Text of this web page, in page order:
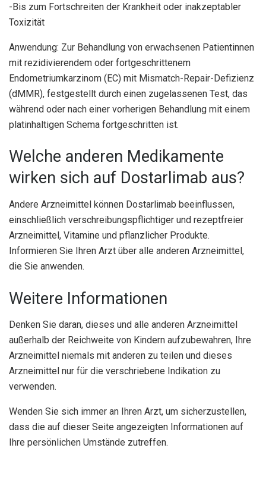
-Bis zum Fortschreiten der Krankheit oder inakzeptabler
Toxizität
Anwendung: Zur Behandlung von erwachsenen Patientinnen
mit rezidivierendem oder fortgeschrittenem
Endometriumkarzinom (EC) mit Mismatch-Repair-Defizienz
(dMMR), festgestellt durch einen zugelassenen Test, das
während oder nach einer vorherigen Behandlung mit einem
platinhaltigen Schema fortgeschritten ist.
Welche anderen Medikamente
wirken sich auf Dostarlimab aus?
Andere Arzneimittel können Dostarlimab beeinflussen,
einschließlich verschreibungspflichtiger und rezeptfreier
Arzneimittel, Vitamine und pflanzlicher Produkte.
Informieren Sie Ihren Arzt über alle anderen Arzneimittel,
die Sie anwenden.
Weitere Informationen
Denken Sie daran, dieses und alle anderen Arzneimittel
außerhalb der Reichweite von Kindern aufzubewahren, Ihre
Arzneimittel niemals mit anderen zu teilen und dieses
Arzneimittel nur für die verschriebene Indikation zu
verwenden.
Wenden Sie sich immer an Ihren Arzt, um sicherzustellen,
dass die auf dieser Seite angezeigten Informationen auf
Ihre persönlichen Umstände zutreffen.